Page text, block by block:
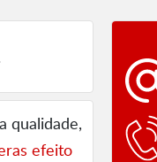
qualidade,
efeito